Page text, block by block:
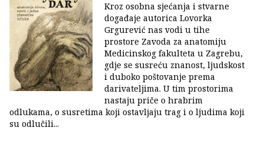
Kroz osobna sjećanja i stvarne
događaje autorica Lovorka
Grgurević nas vodi u tihe
prostore Zavoda za anatomiju
Medicinskog fakulteta u Zagrebu,
gdje se susreću znanost, ljudskost
i duboko poštovanje prema
darivateljima. U tim prostorima
nastaju priče o hrabrim
odlukama, o susretima koji ostavljaju trag i o ljudima koji
su odlučili...